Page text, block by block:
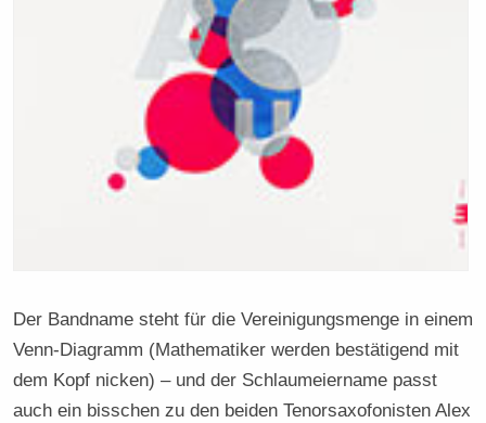
Der Bandname steht für die Vereinigungsmenge in einem
Venn-Diagramm (Mathematiker werden bestätigend mit
dem Kopf nicken) – und der Schlaumeiername passt
auch ein bisschen zu den beiden Tenorsaxofonisten Alex